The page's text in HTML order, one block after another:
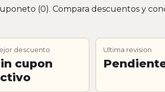
(0). Compara descuentos y
descuento
cupon
Ultima revision